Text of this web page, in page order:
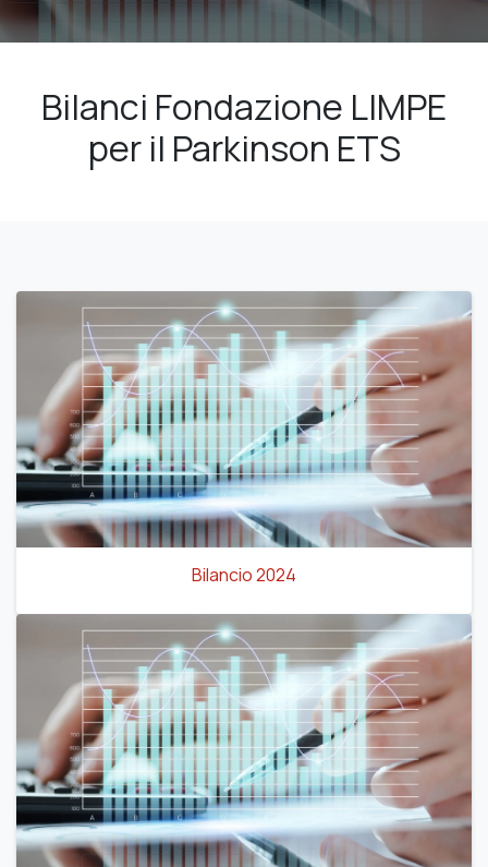
Bilanci Fondazione LIMPE
per il Parkinson ETS
Bilancio 2024